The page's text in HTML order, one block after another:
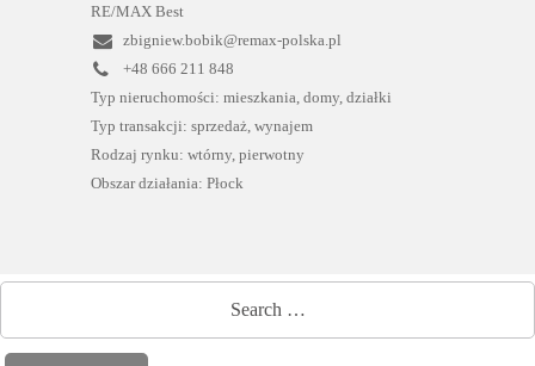
RE/MAX Best
zbigniew.bobik@remax-polska.pl
+48 666 211 848
Typ nieruchomości: mieszkania, domy, działki
Typ transakcji: sprzedaż, wynajem
Rodzaj rynku: wtórny, pierwotny
Obszar działania: Płock